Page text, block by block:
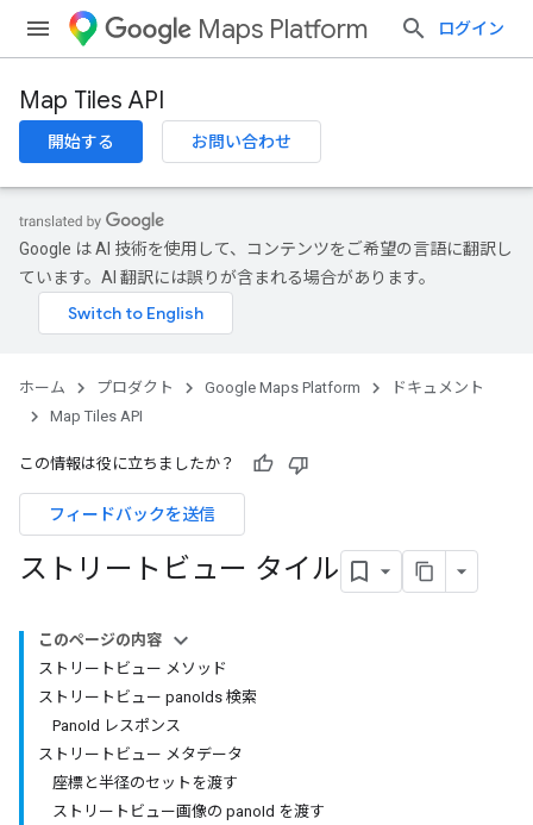
Maps Platform ログイン
Map Tiles API
開始する お問い合わせ
Google は AI 技術を使用して、コンテンツをご希望の言語に翻訳し
ています。AI 翻訳には誤りが含まれる場合があります。
ホーム プロダクト Google Maps Platform
ドキュメント
Map Tiles API
この情報は役に立ちましたか？
フィードバックを送信
ストリートビュー タイル
このページの内容
ストリートビュー メソッド
ストリートビュー panoIds 検索
PanoId レスポンス
ストリートビュー メタデータ
座標と半径のセットを渡す
ストリートビュー画像の panoId を渡す